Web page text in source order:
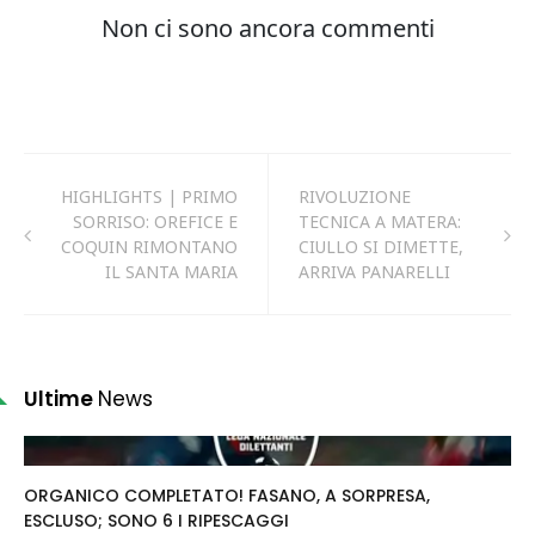
HIGHLIGHTS | PRIMO
SORRISO: OREFICE E
COQUIN RIMONTANO
IL SANTA MARIA
RIVOLUZIONE
TECNICA A MATERA:
CIULLO SI DIMETTE,
ARRIVA PANARELLI
Ultime News
ORGANICO COMPLETATO! FASANO, A SORPRESA,
ESCLUSO; SONO 6 I RIPESCAGGI